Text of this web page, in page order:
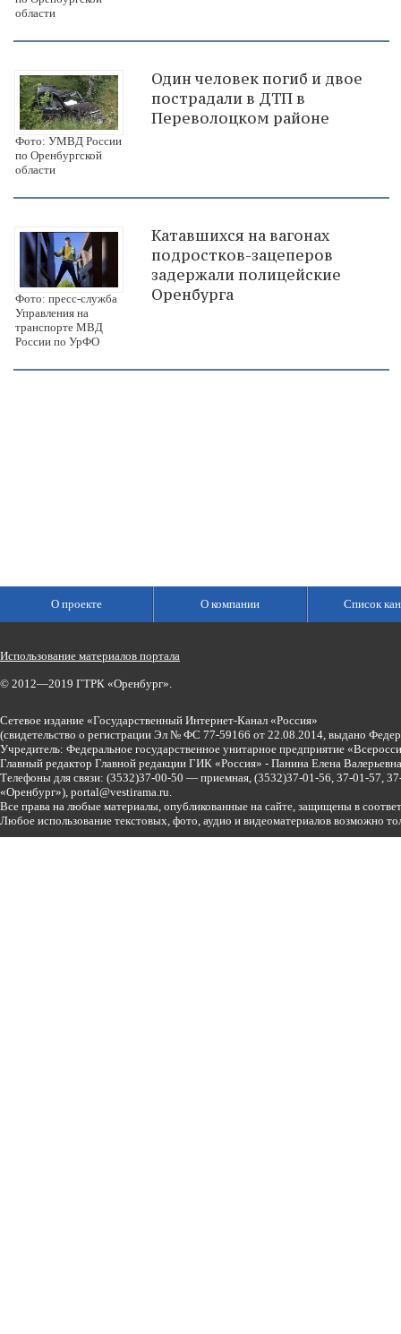
области
Фото: УМВД России
по Оренбургской
области
Один человек погиб и двое
пострадали в ДТП в
Переволоцком районе
Фото: пресс-служба
Управления на
транспорте МВД
России по УрФО
Катавшихся на вагонах
подростков-зацеперов
задержали полицейские
Оренбурга
О проекте О компании Список
Использование материалов портала
© 2012—2019 ГТРК «Оренбург».
Сетевое издание «Государственный Интернет-Канал «Россия»
(свидетельство о регистрации Эл № ФС 77-59166 от 22.08.2014, выдано
Учредитель: Федеральное государственное унитарное предприятие
Главный редактор Главной редакции ГИК «Россия» - Панина Елена
Телефоны для связи: (3532)37-00-50 — приемная, (3532)37-01-56, 37-01-57,
«Оренбург»), portal@vestirama.ru.
Все права на любые материалы, опубликованные на сайте, защищены в
Любое использование текстовых, фото, аудио и видеоматериалов возможно